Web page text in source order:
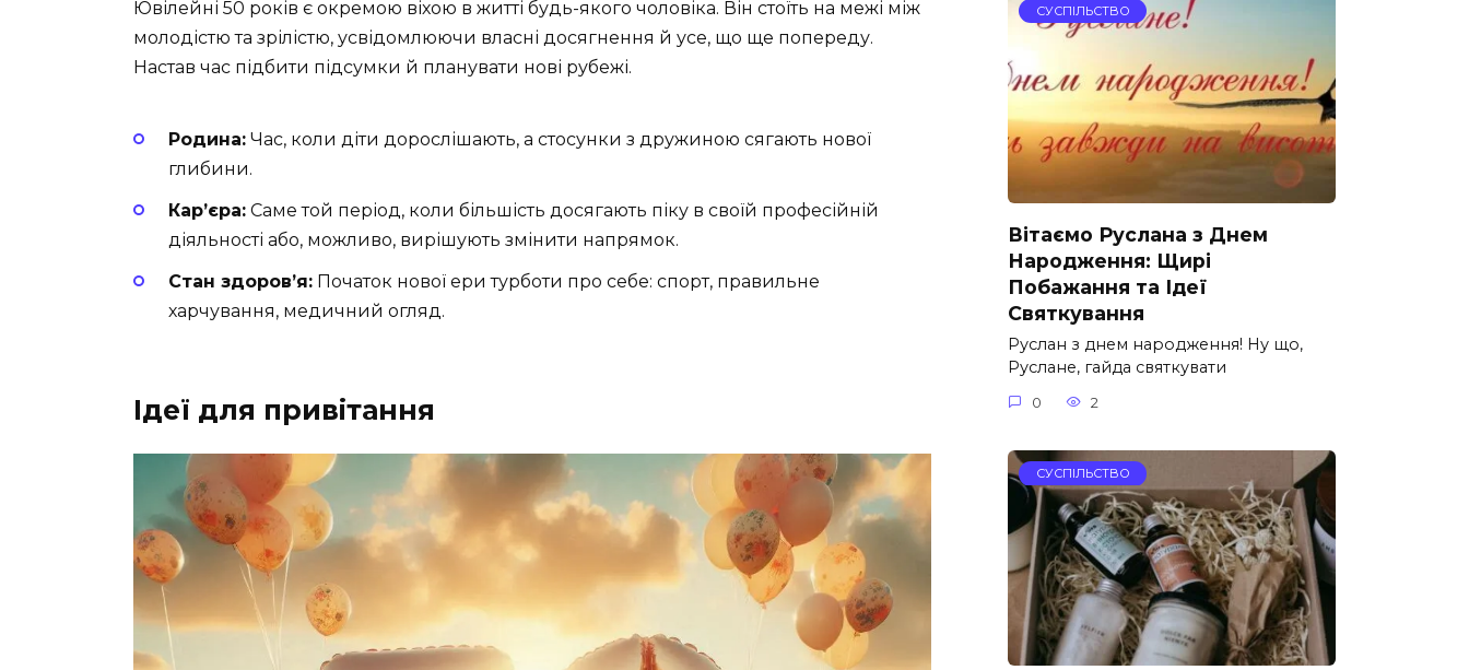
Ювілейні 50 років є окремою віхою в житті будь-якого чоловіка. Він стоїть на межі між
молодістю та зрілістю, усвідомлюючи власні досягнення й усе, що ще попереду.
Настав час підбити підсумки й планувати нові рубежі.
Родина: Час, коли діти дорослішають, а стосунки з дружиною сягають нової
глибини.
Кар’єра: Саме той період, коли більшість досягають піку в своїй професійній
діяльності або, можливо, вирішують змінити напрямок.
Стан здоров’я: Початок нової ери турботи про себе: спорт, правильне
харчування, медичний огляд.
Ідеї для привітання
СУСПІЛЬСТВО
Вітаємо Руслана з Днем
Народження: Щирі
Побажання та Ідеї
Святкування
Руслан з днем народження! Ну що,
Руслане, гайда святкувати
0 2
СУСПІЛЬСТВО